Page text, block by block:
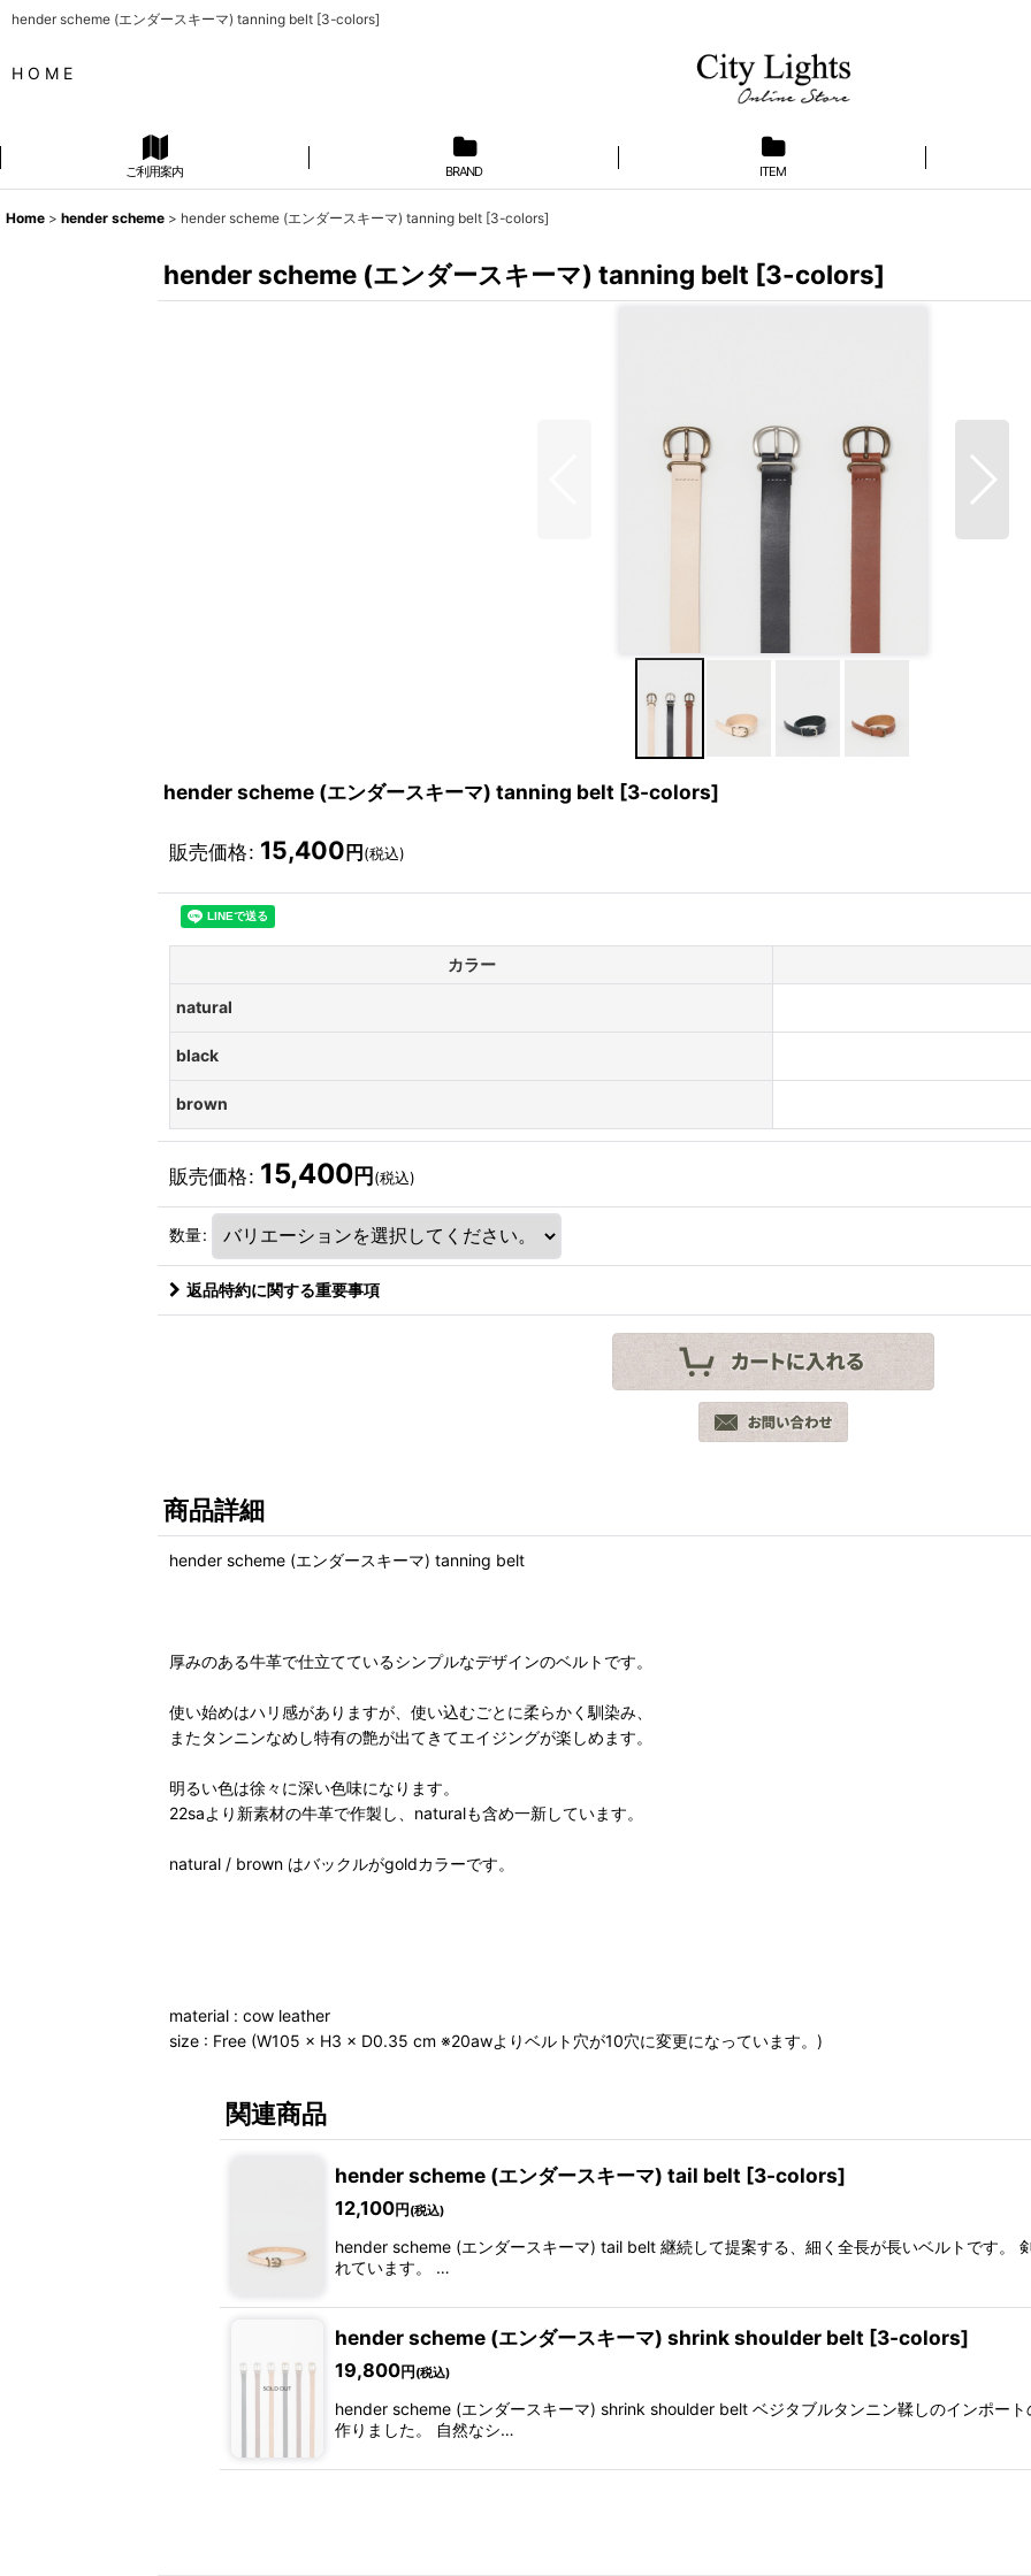
hender scheme (エンダースキーマ) tanning belt [3-colors]
H O M E
ご利用案内 BRAND ITEM
Home > hender scheme > hender scheme (エンダースキーマ) tanning belt [3-colors]
hender scheme (エンダースキーマ) tanning belt [3-colors]
hender scheme (エンダースキーマ) tanning belt [3-colors]
販売価格: 15,400 円 (税込)
カラー
natural
black
brown
販売価格: 15,400円(税込)
数量:
返品特約に関する重要事項
商品詳細
hender scheme (エンダースキーマ) tanning belt
厚みのある牛革で仕立てているシンプルなデザインのベルトです。
使い始めはハリ感がありますが、使い込むごとに柔らかく馴染み、
またタンニンなめし特有の艶が出てきてエイジングが楽しめます。
明るい色は徐々に深い色味になります。
22saより新素材の牛革で作製し、naturalも含め一新しています。
natural / brown はバックルがgoldカラーです。
material : cow leather
size : Free (W105 × H3 × D0.35 cm ※20awよりベルト穴が10穴に変更になっています。)
関連商品
hender scheme (エンダースキーマ) tail belt [3-colors]
12,100円 (税込)
hender scheme (エンダースキーマ) tail belt 継続して提案する、細く全長が長いベルトです。
れています。 …
hender scheme (エンダースキーマ) shrink shoulder belt [3-colors]
19,800円 (税込)
hender scheme (エンダースキーマ) shrink shoulder belt ベジタブルタンニン鞣しのインポー
作りました。 自然なシ…